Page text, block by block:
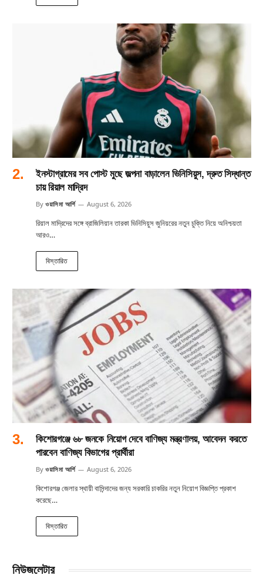
ইনস্টাগ্রামের সব পোস্ট মুছে জল্পনা বাড়ালেন ভিনিসিয়ুস, দ্রুত সিদ্ধান্ত
চায় রিয়াল মাদ্রিদ
By ওয়াসিমা আর্শি August 6, 2026
রিয়াল মাদ্রিদের সঙ্গে ব্রাজিলিয়ান তারকা ভিনিসিয়ুস জুনিয়রের নতুন চুক্তি নিয়ে অনিশ্চয়তা
আরও…
বিস্তারিত
কিশোরগঞ্জে ৬৮ জনকে নিয়োগ দেবে বাণিজ্য মন্ত্রণালয়, আবেদন করতে
পারবেন বাণিজ্য বিভাগের প্রার্থীরা
By ওয়াসিমা আর্শি August 6, 2026
কিশোরগঞ্জ জেলার স্থায়ী বাসিন্দাদের জন্য সরকারি চাকরির নতুন নিয়োগ বিজ্ঞপ্তি প্রকাশ
করেছে…
বিস্তারিত
নিউজলেটার